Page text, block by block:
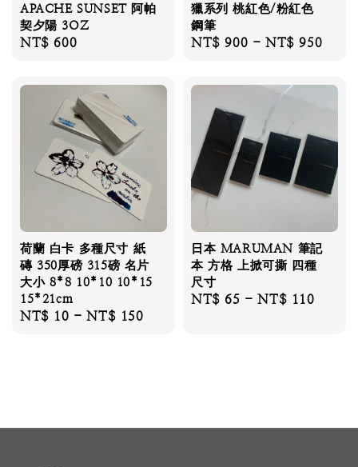
APACHE SUNSET 阿帕
契夕陽 3OZ
Regular
NT$ 600
獵系列 桃紅色/粉紅色
鋼筆
Regular
NT$ 900 -NT$ 950
荷蘭 白卡 多種尺寸 紙
磚 350厚磅 315磅 名片
大小 8*8 10*10 10*15
15*21cm
Regular
NT$ 10 -NT$ 150
日本 MARUMAN 筆記
本 方格 上掀可撕 四種
尺寸
Regular
NT$ 65 -NT$ 110